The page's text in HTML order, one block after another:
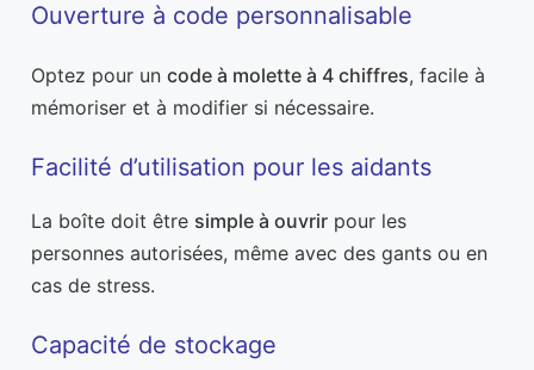
Ouverture à code personnalisable
Optez pour un code à molette à 4 chiffres, facile à
mémoriser et à modifier si nécessaire.
Facilité d’utilisation pour les aidants
La boîte doit être simple à ouvrir pour les
personnes autorisées, même avec des gants ou en
cas de stress.
Capacité de stockage